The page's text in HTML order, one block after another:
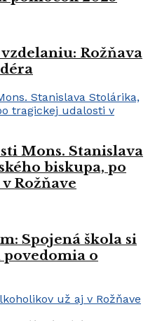
Rožňava
Mons. Stanislava
biskupa, po
Rožňave
Spojená škola si
o